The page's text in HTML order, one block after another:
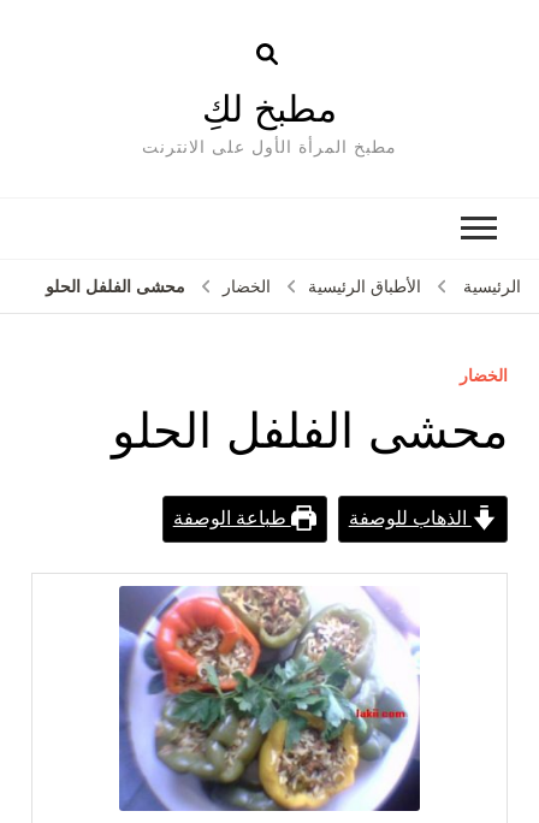
مطبخ لكِ
مطبخ المرأة الأول على الانترنت
الرئيسية الأطباق الرئيسية الخضار محشى الفلفل الحلو
الخضار
محشى الفلفل الحلو
الذهاب للوصفة طباعة الوصفة